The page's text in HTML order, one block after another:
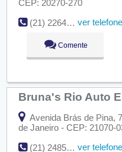
CEP: 20270-270
(21) 2264-3762
ver telefone
Comente
Bruna's Rio Auto
Avenida Brás de Pina,
de Janeiro - CEP: 21070-
(21) 2485-2853
ver telefone